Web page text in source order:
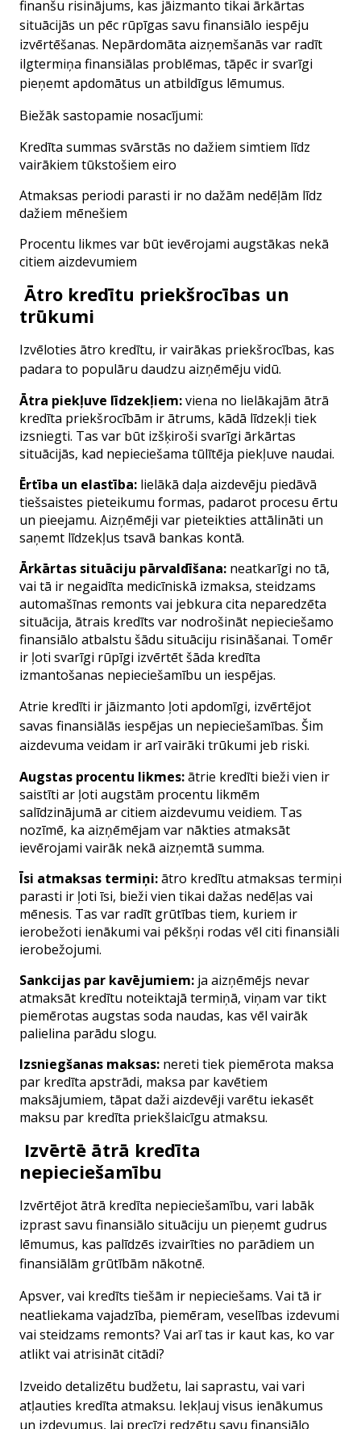
finanšu risinājums, kas jāizmanto tikai ārkārtas
situācijās un pēc rūpīgas savu finansiālo iespēju
izvērtēšanas. Nepārdomāta aizņemšanās var radīt
ilgtermiņa finansiālas problēmas, tāpēc ir svarīgi
pieņemt apdomātus un atbildīgus lēmumus.
Biežāk sastopamie nosacījumi:
Kredīta summas svārstās no dažiem simtiem līdz
vairākiem tūkstošiem eiro
Atmaksas periodi parasti ir no dažām nedēļām līdz
dažiem mēnešiem
Procentu likmes var būt ievērojami augstākas nekā
citiem aizdevumiem
Ātro kredītu priekšrocības un
trūkumi
Izvēloties ātro kredītu, ir vairākas priekšrocības, kas
padara to populāru daudzu aizņēmēju vidū.
Ātra piekļuve līdzekļiem:viena no lielākajām ātrā
kredīta priekšrocībām ir ātrums, kādā līdzekļi tiek
izsniegti. Tas var būt izšķiroši svarīgi ārkārtas
situācijās, kad nepieciešama tūlītēja piekļuve naudai.
Ērtība un elastība: lielākā daļa aizdevēju piedāvā
tiešsaistes pieteikumu formas, padarot procesu ērtu
un pieejamu. Aizņēmēji var pieteikties attālināti un
saņemt līdzekļus tsavā bankas kontā.
Ārkārtas situāciju pārvaldīšana: neatkarīgi no tā,
vai tā ir negaidīta medicīniskā izmaksa, steidzams
automašīnas remonts vai jebkura cita neparedzēta
situācija, ātrais kredīts var nodrošināt nepieciešamo
finansiālo atbalstu šādu situāciju risināšanai. Tomēr
ir ļoti svarīgi rūpīgi izvērtēt šāda kredīta
izmantošanas nepieciešamību un iespējas.
Atrie kredīti ir jāizmanto ļoti apdomīgi, izvērtējot
savas finansiālās iespējas un nepieciešamības. Šim
aizdevuma veidam ir arī vairāki trūkumi jeb riski.
Augstas procentu likmes:ātrie kredīti bieži vien ir
saistīti ar ļoti augstām procentu likmēm
salīdzinājumā ar citiem aizdevumu veidiem. Tas
nozīmē, ka aizņēmējam var nākties atmaksāt
ievērojami vairāk nekā aizņemtā summa.
Īsi atmaksas termiņi:ātro kredītu atmaksas termiņi
parasti ir ļoti īsi, bieži vien tikai dažas nedēļas vai
mēnesis. Tas var radīt grūtības tiem, kuriem ir
ierobežoti ienākumi vai pēkšņi rodas vēl citi finansiāli
ierobežojumi.
Sankcijas par kavējumiem: ja aizņēmējs nevar
atmaksāt kredītu noteiktajā termiņā, viņam var tikt
piemērotas augstas soda naudas, kas vēl vairāk
palielina parādu slogu.
Izsniegšanas maksas: nereti tiek piemērota maksa
par kredīta apstrādi, maksa par kavētiem
maksājumiem, tāpat daži aizdevēji varētu iekasēt
maksu par kredīta priekšlaicīgu atmaksu.
Izvērtē ātrā kredīta
nepieciešamību
Izvērtējot ātrā kredīta nepieciešamību, vari labāk
izprast savu finansiālo situāciju un pieņemt gudrus
lēmumus, kas palīdzēs izvairīties no parādiem un
finansiālām grūtībām nākotnē.
Apsver, vai kredīts tiešām ir nepieciešams. Vai tā ir
neatliekama vajadzība, piemēram, veselības izdevumi
vai steidzams remonts? Vai arī tas ir kaut kas, ko var
atlikt vai atrisināt citādi?
Izveido detalizētu budžetu, lai saprastu, vai vari
atļauties kredīta atmaksu. Iekļauj visus ienākumus
un izdevumus, lai precīzi redzētu savu finansiālo